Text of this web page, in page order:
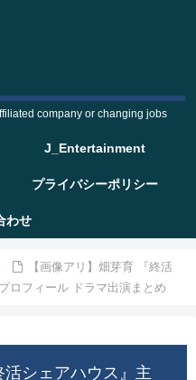
company or changing jobs
J_Entertainment
プライバシーポリシー
わせ
【画像アリ】畑芽育 『終活
ロフィール ドラマ出演まとめ
活シェアハウス』主